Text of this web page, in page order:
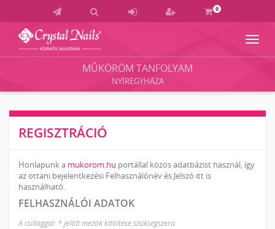
0
Crystal
Akadémia
Vizsgaközpont
MŰKÖRÖM TANFOLYAM
NYÍREGYHÁZA
REGISZTRÁCIÓ
Honlapunk a mukorom.hu portállal közös adatbázist használ, így
az ottani bejelentkezési Felhasználónév és Jelszó itt is
használható.
FELHASZNÁLÓI ADATOK
A csillaggal: * jelölt mezők kitöltése szükségszerű.